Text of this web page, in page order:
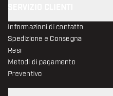
Informazioni di contatto
Spedizione e Consegna
Resi
Metodi di pagamento
Preventivo